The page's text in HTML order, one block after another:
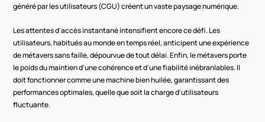
généré par les utilisateurs (CGU) créent un vaste paysage numérique.
Les attentes d'accès instantané intensifient encore ce défi. Les
utilisateurs, habitués au monde en temps réel, anticipent une expérience
de métavers sans faille, dépourvue de tout délai. Enfin, le métavers porte
le poids du maintien d'une cohérence et d'une fiabilité inébranlables. Il
doit fonctionner comme une machine bien huilée, garantissant des
performances optimales, quelle que soit la charge d'utilisateurs
fluctuante.